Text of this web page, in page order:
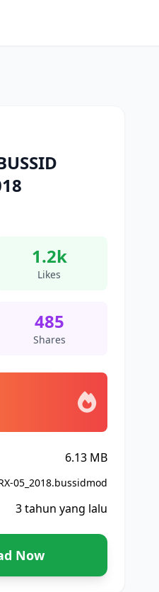
1.2k
Likes
485
Shares
6.13 MB
05_2018.bussidmod
3 tahun yang lalu
Now